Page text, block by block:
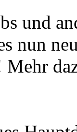
und
nun
Mehr